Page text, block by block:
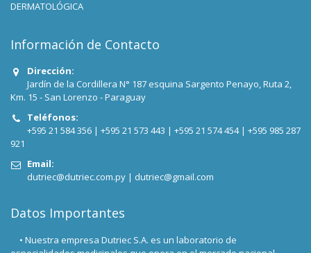
DERMATOLÓGICA
Información de Contacto
Dirección:
Jardín de la Cordillera N° 187 esquina Sargento Penayo, Ruta 2,
Km. 15 - San Lorenzo - Paraguay
Teléfonos:
+595 21 584 356 | +595 21 573 443 | +595 21 574 454 | +595 985 287
921
Email:
dutriec@dutriec.com.py | dutriec@gmail.com
Datos Importantes
• Nuestra empresa Dutriec S.A. es un laboratorio de